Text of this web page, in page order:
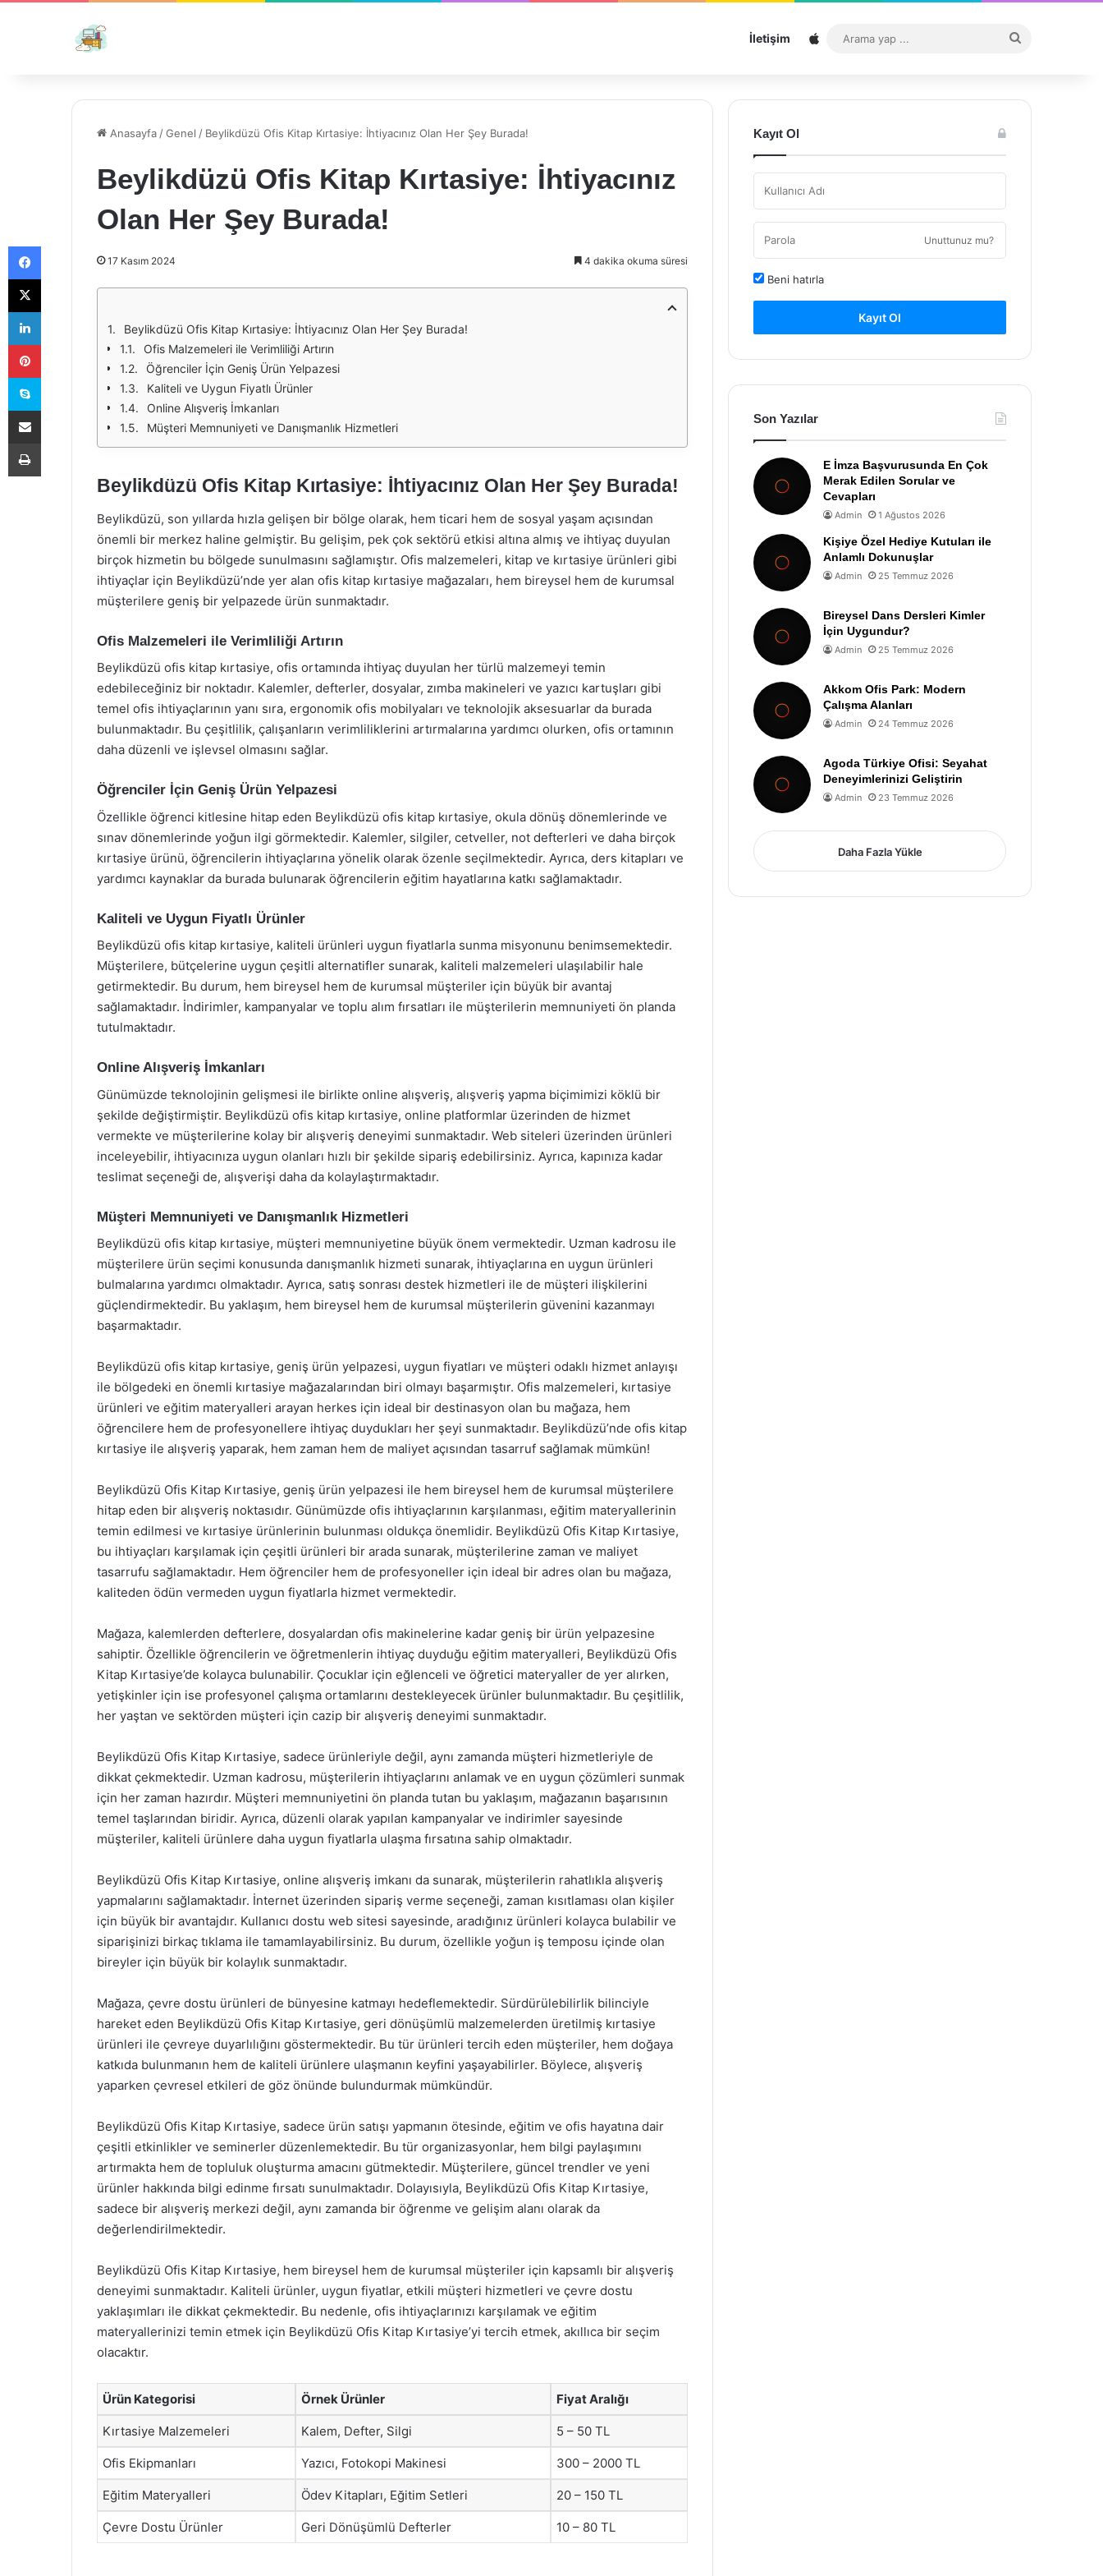
İletişim Sitemap
...
Anasayfa /Genel / Beylikdüzü Ofis Kitap Kırtasiye: İhtiyacınız Olan Her Şey Burada!
Beylikdüzü Ofis Kitap Kırtasiye: İhtiyacınız
Olan Her Şey Burada!
17 Kasım 2024 4 dakika okuma süresi
Beylikdüzü Ofis Kitap Kırtasiye: İhtiyacınız Olan Her Şey Burada!
Ofis Malzemeleri ile Verimliliği Artırın
Öğrenciler İçin Geniş Ürün Yelpazesi
Kaliteli ve Uygun Fiyatlı Ürünler
Online Alışveriş İmkanları
Müşteri Memnuniyeti ve Danışmanlık Hizmetleri
Beylikdüzü Ofis Kitap Kırtasiye: İhtiyacınız Olan Her Şey Burada!
Beylikdüzü, son yıllarda hızla gelişen bir bölge olarak, hem ticari hem de sosyal yaşam açısından
önemli bir merkez haline gelmiştir. Bu gelişim, pek çok sektörü etkisi altına almış ve ihtiyaç duyulan
birçok hizmetin bu bölgede sunulmasını sağlamıştır. Ofis malzemeleri, kitap ve kırtasiye ürünleri gibi
ihtiyaçlar için Beylikdüzü’nde yer alan ofis kitap kırtasiye mağazaları, hem bireysel hem de kurumsal
müşterilere geniş bir yelpazede ürün sunmaktadır.
Ofis Malzemeleri ile Verimliliği Artırın
Beylikdüzü ofis kitap kırtasiye, ofis ortamında ihtiyaç duyulan her türlü malzemeyi temin
edebileceğiniz bir noktadır. Kalemler, defterler, dosyalar, zımba makineleri ve yazıcı kartuşları gibi
temel ofis ihtiyaçlarının yanı sıra, ergonomik ofis mobilyaları ve teknolojik aksesuarlar da burada
bulunmaktadır. Bu çeşitlilik, çalışanların verimliliklerini artırmalarına yardımcı olurken, ofis ortamının
daha düzenli ve işlevsel olmasını sağlar.
Öğrenciler İçin Geniş Ürün Yelpazesi
Özellikle öğrenci kitlesine hitap eden Beylikdüzü ofis kitap kırtasiye, okula dönüş dönemlerinde ve
sınav dönemlerinde yoğun ilgi görmektedir. Kalemler, silgiler, cetveller, not defterleri ve daha birçok
kırtasiye ürünü, öğrencilerin ihtiyaçlarına yönelik olarak özenle seçilmektedir. Ayrıca, ders kitapları ve
yardımcı kaynaklar da burada bulunarak öğrencilerin eğitim hayatlarına katkı sağlamaktadır.
Kaliteli ve Uygun Fiyatlı Ürünler
Beylikdüzü ofis kitap kırtasiye, kaliteli ürünleri uygun fiyatlarla sunma misyonunu benimsemektedir.
Müşterilere, bütçelerine uygun çeşitli alternatifler sunarak, kaliteli malzemeleri ulaşılabilir hale
getirmektedir. Bu durum, hem bireysel hem de kurumsal müşteriler için büyük bir avantaj
sağlamaktadır. İndirimler, kampanyalar ve toplu alım fırsatları ile müşterilerin memnuniyeti ön planda
tutulmaktadır.
Online Alışveriş İmkanları
Günümüzde teknolojinin gelişmesi ile birlikte online alışveriş, alışveriş yapma biçimimizi köklü bir
şekilde değiştirmiştir. Beylikdüzü ofis kitap kırtasiye, online platformlar üzerinden de hizmet
vermekte ve müşterilerine kolay bir alışveriş deneyimi sunmaktadır. Web siteleri üzerinden ürünleri
inceleyebilir, ihtiyacınıza uygun olanları hızlı bir şekilde sipariş edebilirsiniz. Ayrıca, kapınıza kadar
teslimat seçeneği de, alışverişi daha da kolaylaştırmaktadır.
Müşteri Memnuniyeti ve Danışmanlık Hizmetleri
Beylikdüzü ofis kitap kırtasiye, müşteri memnuniyetine büyük önem vermektedir. Uzman kadrosu ile
müşterilere ürün seçimi konusunda danışmanlık hizmeti sunarak, ihtiyaçlarına en uygun ürünleri
bulmalarına yardımcı olmaktadır. Ayrıca, satış sonrası destek hizmetleri ile de müşteri ilişkilerini
güçlendirmektedir. Bu yaklaşım, hem bireysel hem de kurumsal müşterilerin güvenini kazanmayı
başarmaktadır.
Beylikdüzü ofis kitap kırtasiye, geniş ürün yelpazesi, uygun fiyatları ve müşteri odaklı hizmet anlayışı
ile bölgedeki en önemli kırtasiye mağazalarından biri olmayı başarmıştır. Ofis malzemeleri, kırtasiye
ürünleri ve eğitim materyalleri arayan herkes için ideal bir destinasyon olan bu mağaza, hem
öğrencilere hem de profesyonellere ihtiyaç duydukları her şeyi sunmaktadır. Beylikdüzü’nde ofis kitap
kırtasiye ile alışveriş yaparak, hem zaman hem de maliyet açısından tasarruf sağlamak mümkün!
Beylikdüzü Ofis Kitap Kırtasiye, geniş ürün yelpazesi ile hem bireysel hem de kurumsal müşterilere
hitap eden bir alışveriş noktasıdır. Günümüzde ofis ihtiyaçlarının karşılanması, eğitim materyallerinin
temin edilmesi ve kırtasiye ürünlerinin bulunması oldukça önemlidir. Beylikdüzü Ofis Kitap Kırtasiye,
bu ihtiyaçları karşılamak için çeşitli ürünleri bir arada sunarak, müşterilerine zaman ve maliyet
tasarrufu sağlamaktadır. Hem öğrenciler hem de profesyoneller için ideal bir adres olan bu mağaza,
kaliteden ödün vermeden uygun fiyatlarla hizmet vermektedir.
Mağaza, kalemlerden defterlere, dosyalardan ofis makinelerine kadar geniş bir ürün yelpazesine
sahiptir. Özellikle öğrencilerin ve öğretmenlerin ihtiyaç duyduğu eğitim materyalleri, Beylikdüzü Ofis
Kitap Kırtasiye’de kolayca bulunabilir. Çocuklar için eğlenceli ve öğretici materyaller de yer alırken,
yetişkinler için ise profesyonel çalışma ortamlarını destekleyecek ürünler bulunmaktadır. Bu çeşitlilik,
her yaştan ve sektörden müşteri için cazip bir alışveriş deneyimi sunmaktadır.
Beylikdüzü Ofis Kitap Kırtasiye, sadece ürünleriyle değil, aynı zamanda müşteri hizmetleriyle de
dikkat çekmektedir. Uzman kadrosu, müşterilerin ihtiyaçlarını anlamak ve en uygun çözümleri sunmak
için her zaman hazırdır. Müşteri memnuniyetini ön planda tutan bu yaklaşım, mağazanın başarısının
temel taşlarından biridir. Ayrıca, düzenli olarak yapılan kampanyalar ve indirimler sayesinde
müşteriler, kaliteli ürünlere daha uygun fiyatlarla ulaşma fırsatına sahip olmaktadır.
Beylikdüzü Ofis Kitap Kırtasiye, online alışveriş imkanı da sunarak, müşterilerin rahatlıkla alışveriş
yapmalarını sağlamaktadır. İnternet üzerinden sipariş verme seçeneği, zaman kısıtlaması olan kişiler
için büyük bir avantajdır. Kullanıcı dostu web sitesi sayesinde, aradığınız ürünleri kolayca bulabilir ve
siparişinizi birkaç tıklama ile tamamlayabilirsiniz. Bu durum, özellikle yoğun iş temposu içinde olan
bireyler için büyük bir kolaylık sunmaktadır.
Mağaza, çevre dostu ürünleri de bünyesine katmayı hedeflemektedir. Sürdürülebilirlik bilinciyle
hareket eden Beylikdüzü Ofis Kitap Kırtasiye, geri dönüşümlü malzemelerden üretilmiş kırtasiye
ürünleri ile çevreye duyarlılığını göstermektedir. Bu tür ürünleri tercih eden müşteriler, hem doğaya
katkıda bulunmanın hem de kaliteli ürünlere ulaşmanın keyfini yaşayabilirler. Böylece, alışveriş
yaparken çevresel etkileri de göz önünde bulundurmak mümkündür.
Beylikdüzü Ofis Kitap Kırtasiye, sadece ürün satışı yapmanın ötesinde, eğitim ve ofis hayatına dair
çeşitli etkinlikler ve seminerler düzenlemektedir. Bu tür organizasyonlar, hem bilgi paylaşımını
artırmakta hem de topluluk oluşturma amacını gütmektedir. Müşterilere, güncel trendler ve yeni
ürünler hakkında bilgi edinme fırsatı sunulmaktadır. Dolayısıyla, Beylikdüzü Ofis Kitap Kırtasiye,
sadece bir alışveriş merkezi değil, aynı zamanda bir öğrenme ve gelişim alanı olarak da
değerlendirilmektedir.
Beylikdüzü Ofis Kitap Kırtasiye, hem bireysel hem de kurumsal müşteriler için kapsamlı bir alışveriş
deneyimi sunmaktadır. Kaliteli ürünler, uygun fiyatlar, etkili müşteri hizmetleri ve çevre dostu
yaklaşımları ile dikkat çekmektedir. Bu nedenle, ofis ihtiyaçlarınızı karşılamak ve eğitim
materyallerinizi temin etmek için Beylikdüzü Ofis Kitap Kırtasiye’yi tercih etmek, akıllıca bir seçim
olacaktır.
Ürün Kategorisi Örnek Ürünler Fiyat Aralığı
Kırtasiye Malzemeleri Kalem, Defter, Silgi 5 – 50 TL
Ofis Ekipmanları Yazıcı, Fotokopi Makinesi 300 – 2000 TL
Eğitim Materyalleri Ödev Kitapları, Eğitim Setleri 20 – 150 TL
Çevre Dostu Ürünler Geri Dönüşümlü Defterler 10 – 80 TL
Kayıt Ol
Unuttunuz mu?
Beni hatırla
Kayıt Ol
Son Yazılar
E İmza Başvurusunda En Çok
Merak Edilen Sorular ve
Cevapları
Admin 1 Ağustos 2026
Kişiye Özel Hediye Kutuları ile
Anlamlı Dokunuşlar
Admin 25 Temmuz 2026
Bireysel Dans Dersleri Kimler
İçin Uygundur?
Admin 25 Temmuz 2026
Akkom Ofis Park: Modern
Çalışma Alanları
Admin 24 Temmuz 2026
Agoda Türkiye Ofisi: Seyahat
Deneyimlerinizi Geliştirin
Admin 23 Temmuz 2026
Daha Fazla Yükle
Facebook
X
LinkedIn
Pinterest
Skype
E-Posta ile paylaş